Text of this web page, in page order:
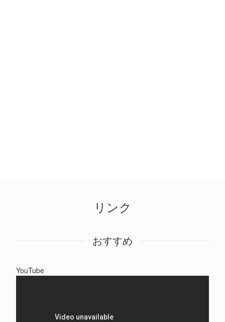
リンク
おすすめ
YouTube